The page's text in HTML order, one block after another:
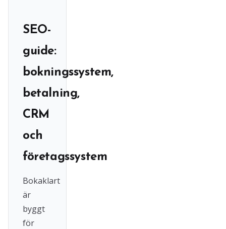
SEO-
guide:
bokningssystem,
betalning,
CRM
och
företagssystem
Bokaklart
är
byggt
för